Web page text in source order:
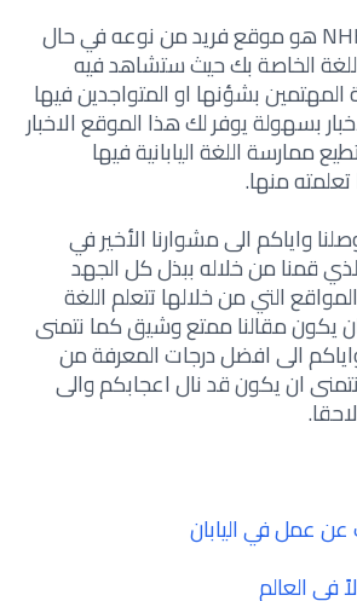
NHK News Web Easy هو موقع فريد من نوعه في حال
الخاصة بك حيث ستشاهد فيه
المهتمين بشؤنها او المتواجدين فيها
بسهولة يوفر لك هذا الموقع الاخبار
ممارسة اللغة اليابانية فيها
منها.
واياكم الى مشوارنا الأخير في
قمنا من خلاله ببذل كل الجهد
التي من خلالها تتعلم اللغة
ان يكون مقالنا ممتع وشيق كما نتمنى
الى افضل درجات المعرفة من
ان يكون قد نال اعجابكم والى
عمل في اليابان
في العالم